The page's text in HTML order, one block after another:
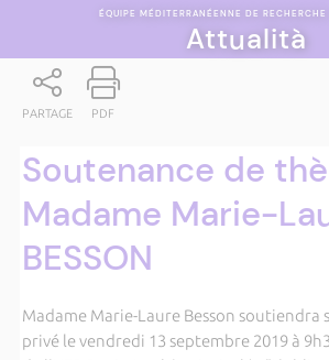
ÉQUIPE MÉDITERRANÉENNE DE
Attualità
PARTAGE PDF
Soutenance de
Madame Marie-
BESSON
Madame Marie-Laure Besson soutiendra
privé le vendredi 13 septembre 2019 à